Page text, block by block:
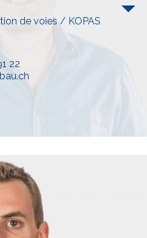
de voies / KOPAS
22